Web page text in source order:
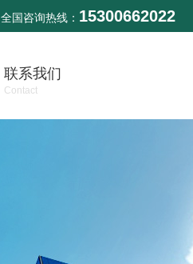
全国咨询热线： 15300662022
联系我们
Contact